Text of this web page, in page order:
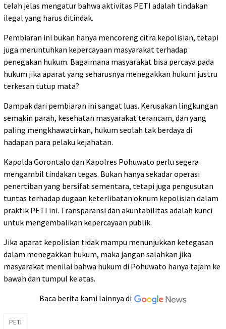
telah jelas mengatur bahwa aktivitas PETI adalah tindakan
ilegal yang harus ditindak.
Pembiaran ini bukan hanya mencoreng citra kepolisian, tetapi
juga meruntuhkan kepercayaan masyarakat terhadap
penegakan hukum. Bagaimana masyarakat bisa percaya pada
hukum jika aparat yang seharusnya menegakkan hukum justru
terkesan tutup mata?
Dampak dari pembiaran ini sangat luas. Kerusakan lingkungan
semakin parah, kesehatan masyarakat terancam, dan yang
paling mengkhawatirkan, hukum seolah tak berdaya di
hadapan para pelaku kejahatan.
Kapolda Gorontalo dan Kapolres Pohuwato perlu segera
mengambil tindakan tegas. Bukan hanya sekadar operasi
penertiban yang bersifat sementara, tetapi juga pengusutan
tuntas terhadap dugaan keterlibatan oknum kepolisian dalam
praktik PETI ini. Transparansi dan akuntabilitas adalah kunci
untuk mengembalikan kepercayaan publik.
Jika aparat kepolisian tidak mampu menunjukkan ketegasan
dalam menegakkan hukum, maka jangan salahkan jika
masyarakat menilai bahwa hukum di Pohuwato hanya tajam ke
bawah dan tumpul ke atas.
Baca berita kami lainnya di
PETI